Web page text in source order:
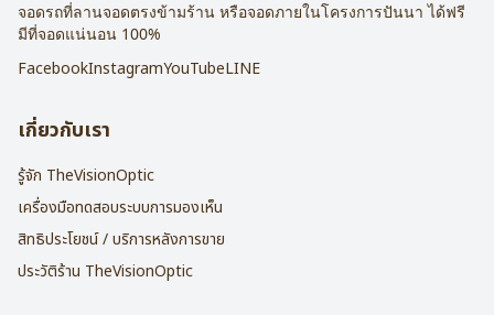
จอดรถที่ลานจอดตรงข้ามร้าน หรือจอดภายในโครงการปันนา ได้ฟรี
มีที่จอดแน่นอน 100%
FacebookInstagramYouTubeLINE
เกี่ยวกับเรา
รู้จัก TheVisionOptic
เครื่องมือทดสอบระบบการมองเห็น
สิทธิประโยชน์ / บริการหลังการขาย
ประวัติร้าน TheVisionOptic